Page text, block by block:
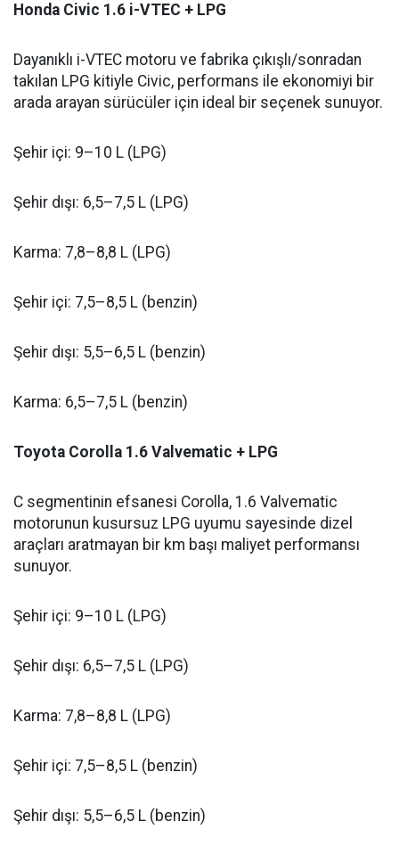
Honda Civic 1.6 i-VTEC + LPG
Dayanıklı i-VTEC motoru ve fabrika çıkışlı/sonradan
takılan LPG kitiyle Civic, performans ile ekonomiyi bir
arada arayan sürücüler için ideal bir seçenek sunuyor.
Şehir içi: 9–10 L (LPG)
Şehir dışı: 6,5–7,5 L (LPG)
Karma: 7,8–8,8 L (LPG)
Şehir içi: 7,5–8,5 L (benzin)
Şehir dışı: 5,5–6,5 L (benzin)
Karma: 6,5–7,5 L (benzin)
Toyota Corolla 1.6 Valvematic + LPG
C segmentinin efsanesi Corolla, 1.6 Valvematic
motorunun kusursuz LPG uyumu sayesinde dizel
araçları aratmayan bir km başı maliyet performansı
sunuyor.
Şehir içi: 9–10 L (LPG)
Şehir dışı: 6,5–7,5 L (LPG)
Karma: 7,8–8,8 L (LPG)
Şehir içi: 7,5–8,5 L (benzin)
Şehir dışı: 5,5–6,5 L (benzin)